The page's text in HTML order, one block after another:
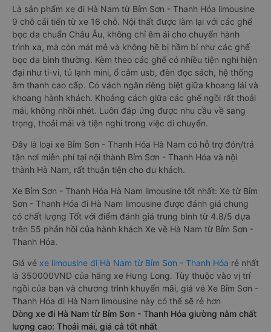
Là sản phẩm xe đi Hà Nam từ Bỉm Sơn - Thanh Hóa limousine
9 chỗ cải tiến từ xe 16 chỗ. Nội thất được làm lại với các ghế
bọc da chuẩn Châu Âu, không chỉ êm ái cho chuyến hành
trình xa, mà còn mát mẻ và không hề bị hầm bí như các ghế
bọc da bình thường. Kèm theo các ghế có nhiều tiện nghi hiện
đại như ti-vi, tủ lạnh mini, ổ cắm usb, đèn đọc sách, hệ thống
âm thanh cao cấp. Có vách ngăn riêng biệt giữa khoang lái và
khoang hành khách. Khoảng cách giữa các ghế ngồi rất thoải
mái, không nhồi nhét. Luôn đáp ứng được nhu cầu về sang
trọng, thoải mái và tiện nghi trong việc di chuyển.
Đây là loại xe Bỉm Sơn - Thanh Hóa Hà Nam có hỗ trợ đón/trả
tận nơi miễn phí tại nội thành Bỉm Sơn - Thanh Hóa và nội
thành Hà Nam, rất thuận tiện cho du khách.
Xe Bỉm Sơn - Thanh Hóa Hà Nam limousine tốt nhất: Xe từ Bỉm
Sơn - Thanh Hóa đi Hà Nam limousine được đánh giá chung
có chất lượng Tốt với điểm đánh giá trung bình từ 4.8/5 dựa
trên 55 phản hồi của hành khách Xe về Hà Nam từ Bỉm Sơn -
Thanh Hóa.
Giá vé xe limousine đi Hà Nam từ Bỉm Sơn - Thanh Hóa rẻ nhất
là 350000VND của hãng xe Hưng Long. Tùy thuộc vào vị trí
ngồi của bạn và chương trình khuyến mãi, giá vé Xe Bỉm Sơn -
Thanh Hóa đi Hà Nam limousine này có thể sẽ rẻ hơn
Dòng xe đi Hà Nam từ Bỉm Sơn - Thanh Hóa giường nằm chất
lượng cao: Thoải mái, giá cả tốt nhất